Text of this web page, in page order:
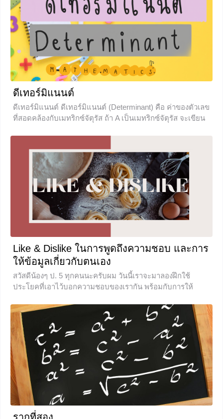
ว่าวรรณคดีเรื่องนีมีความเป็นมาและความสำคัญอย่างไร เหตุ
ใดจึงอยู่ในแบบเรียนภาษาไทยในเราได้ศึกษากันอยู่ตอนนี้ ไป
เรียนรู้พร้อม ๆ กันเลยค่ะ ความเป็นมาของ อิศรญาณภาษิต
(อ่านว่า
0
ดีเทอร์มิแนนต์
ดีเทอร์มิแนนต์ ดีเทอร์มิแนนต์ (Determinant) คือ ค่าของตัวเลข
ที่สอดคล้องกับเมทริกซ์จัตุรัส ถ้า A เป็นเมทริกซ์จัตุรัส จะเขียน
มากกว่า 3 แล้ว จะเริ่มมีความยุ่งยาก **ค่าของดีเทอร์มิแนนต์จะ
เป็นจำนวนจริงและมีเพียงค่าเดียวเท่านั้นที่จะสอดคล้องกับเม
ทริกซ์จัตุรัส เช่น เมทริกซ์ B ก็จะมีค่าดีเทอร์มิแนนต์เพียงค่า
เดียวเท่านั้น**
+16
Like & Dislike ในการพูดถึงความชอบ และการ
ให้ข้อมูลเกี่ยวกับตนเอง
สวัสดีน้องๆ ป. 5 ทุกคนนะครับผม วันนี้เราจะมาลองฝึกใช้
ประโยคที่เอาไว้บอกความชอบของเรากัน พร้อมกับการให้
รากที่สอง